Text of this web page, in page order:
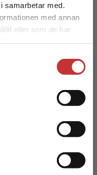
samarbetar med.
med annan
eller som de har
utanför Sverige.
Sverige. För